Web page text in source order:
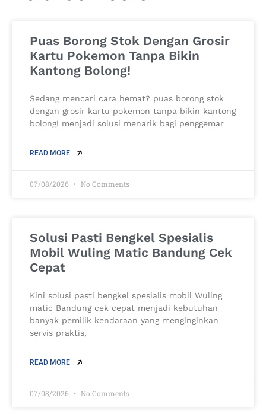
Puas Borong Stok Dengan Grosir
Kartu Pokemon Tanpa Bikin
Kantong Bolong!
Sedang mencari cara hemat? puas borong stok
dengan grosir kartu pokemon tanpa bikin kantong
bolong! menjadi solusi menarik bagi penggemar
READ MORE
07/08/2026 No Comments
Solusi Pasti Bengkel Spesialis
Mobil Wuling Matic Bandung Cek
Cepat
Kini solusi pasti bengkel spesialis mobil Wuling
matic Bandung cek cepat menjadi kebutuhan
banyak pemilik kendaraan yang menginginkan
servis praktis,
READ MORE
07/08/2026 No Comments